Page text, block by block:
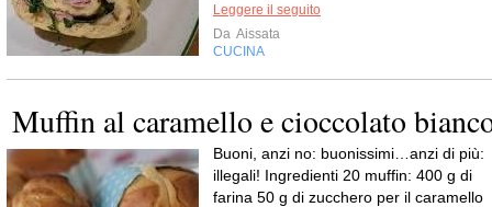
Leggere il seguito
Da Aissata
CUCINA
Muffin al caramello e cioccolato
Buoni, anzi no: buonissimi…anzi di più:
illegali! Ingredienti 20 muffin: 400 g di
farina 50 g di zucchero per il caramello